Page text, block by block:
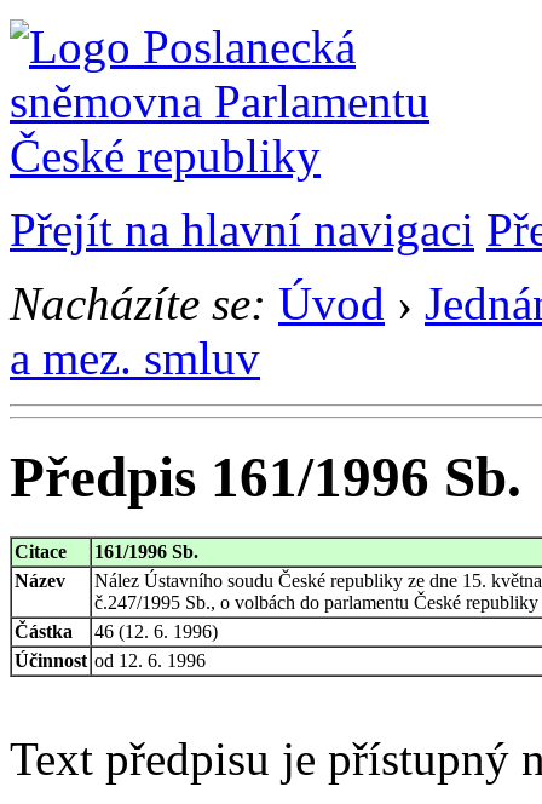
Přejít na hlavní navigaci
Nacházíte se: Úvod ›
a mez. smluv
Předpis 161/1996 Sb.
Citace
161/1996 Sb.
Název
Nález Ústavního soudu České republiky ze dne 15.
č.247/1995 Sb., o volbách do parlamentu České
Částka
46 (12. 6. 1996)
Účinnost od 12. 6. 1996
Text předpisu je přístupný